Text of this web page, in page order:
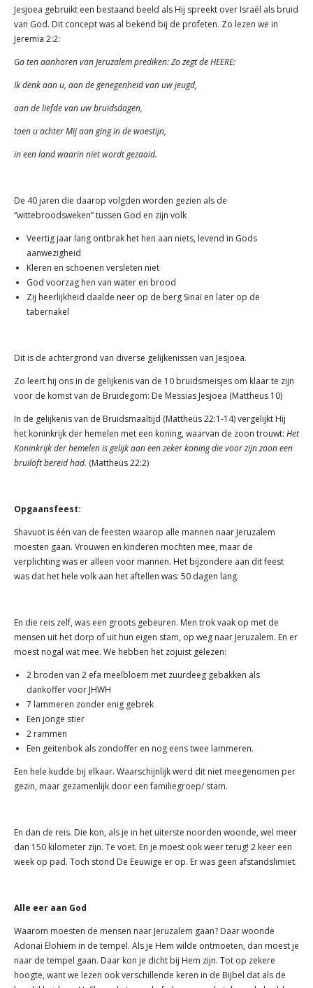
Jesjoea gebruikt een bestaand beeld als Hij spreekt over Israël als bruid
van God. Dit concept was al bekend bij de profeten. Zo lezen we in
Jeremia 2:2:
Ga ten aanhoren van Jeruzalem prediken: Zo zegt de HEERE:
Ik denk aan u, aan de genegenheid van uw jeugd,
aan de liefde van uw bruidsdagen,
toen u achter Mij aan ging in de woestijn,
in een land waarin niet wordt gezaaid.
De 40 jaren die daarop volgden worden gezien als de
“wittebroodsweken” tussen God en zijn volk
Veertig jaar lang ontbrak het hen aan niets, levend in Gods
aanwezigheid
Kleren en schoenen versleten niet
God voorzag hen van water en brood
Zij heerlijkheid daalde neer op de berg Sinaï en later op de
tabernakel
Dit is de achtergrond van diverse gelijkenissen van Jesjoea.
Zo leert hij ons in de gelijkenis van de 10 bruidsmeisjes om klaar te zijn
voor de komst van de Bruidegom: De Messias Jesjoea (Mattheus 10)
In de gelijkenis van de Bruidsmaaltijd (Mattheüs 22:1-14) vergelijkt Hij
het koninkrijk der hemelen met een koning, waarvan de zoon trouwt: Het
Koninkrijk der hemelen is gelijk aan een zeker koning die voor zijn zoon een
bruiloft bereid had. (Mattheüs 22:2)
Opgaansfeest:
Shavuot is één van de feesten waarop alle mannen naar Jeruzalem
moesten gaan. Vrouwen en kinderen mochten mee, maar de
verplichting was er alleen voor mannen. Het bijzondere aan dit feest
was dat het hele volk aan het aftellen was: 50 dagen lang.
En die reis zelf, was een groots gebeuren. Men trok vaak op met de
mensen uit het dorp of uit hun eigen stam, op weg naar Jeruzalem. En er
moest nogal wat mee. We hebben het zojuist gelezen:
2 broden van 2 efa meelbloem met zuurdeeg gebakken als
dankoffer voor JHWH
7 lammeren zonder enig gebrek
Een jonge stier
2 rammen
Een geitenbok als zondoffer en nog eens twee lammeren.
Een hele kudde bij elkaar. Waarschijnlijk werd dit niet meegenomen per
gezin, maar gezamenlijk door een familiegroep/ stam.
En dan de reis. Die kon, als je in het uiterste noorden woonde, wel meer
dan 150 kilometer zijn. Te voet. En je moest ook weer terug! 2 keer een
week op pad. Toch stond De Eeuwige er op. Er was geen afstandslimiet.
Alle eer aan God
Waarom moesten de mensen naar Jeruzalem gaan? Daar woonde
Adonai Elohiem in de tempel. Als je Hem wilde ontmoeten, dan moest je
naar de tempel gaan. Daar kon je dicht bij Hem zijn. Tot op zekere
hoogte, want we lezen ook verschillende keren in de Bijbel dat als de